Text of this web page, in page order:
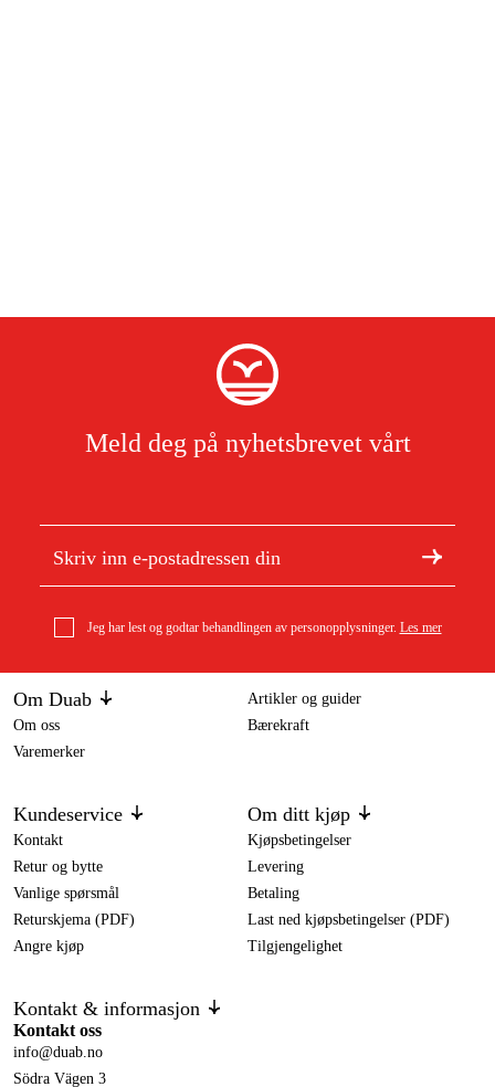
Meld deg på nyhetsbrevet vårt
Jeg har lest og godtar behandlingen av personopplysninger. Les mer
Om Duab
Om oss
Varemerker
Artikler og guider
Bærekraft
Kundeservice
Kontakt
Retur og bytte
Vanlige spørsmål
Returskjema (PDF)
Angre kjøp
Om ditt kjøp
Kjøpsbetingelser
Levering
Betaling
Last ned kjøpsbetingelser (PDF)
Tilgjengelighet
Kontakt & informasjon
Kontakt oss
info@duab.no
Södra Vägen 3